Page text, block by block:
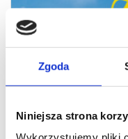
Zgoda
Niniejsza strona